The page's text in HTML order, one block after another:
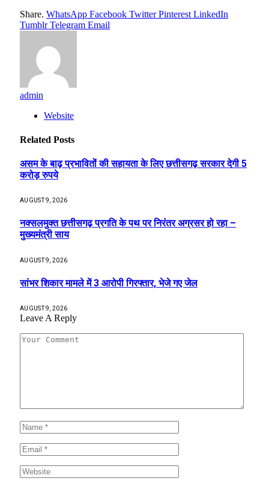
Share. WhatsApp Facebook Twitter Pinterest LinkedIn
Tumblr Telegram Email
admin
Website
Related Posts
असम के बाढ़ प्रभावितों की सहायता के लिए छत्तीसगढ़ सरकार देगी 5
करोड़ रुपये
AUGUST 9, 2026
नक्सलमुक्त छत्तीसगढ़ प्रगति के पथ पर निरंतर अग्रसर हो रहा –
मुख्यमंत्री साय
AUGUST 9, 2026
सांभर शिकार मामले में 3 आरोपी गिरफ्तार, भेजे गए जेल
AUGUST 9, 2026
Leave A Reply